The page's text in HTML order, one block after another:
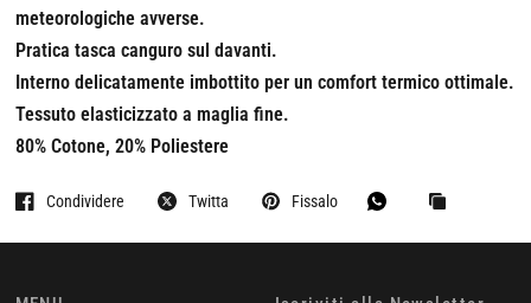
meteorologiche avverse.
Pratica tasca canguro sul davanti.
Interno delicatamente imbottito per un comfort termico ottimale.
Tessuto elasticizzato a maglia fine.
80% Cotone, 20% Poliestere
Condividere Twitta Fissalo